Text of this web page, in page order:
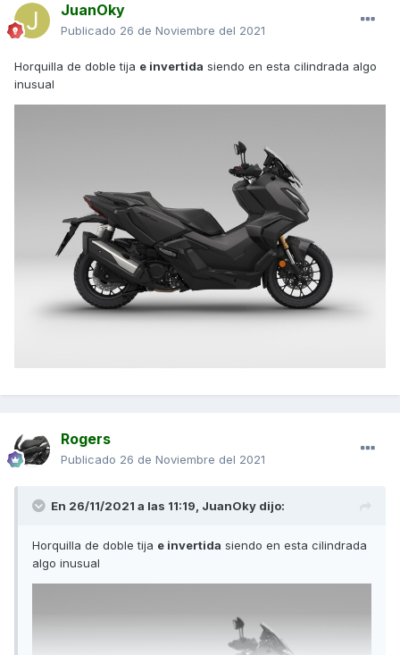
Es una variante de la Forza 350, pero lleva incorporada
horquilla delantera de doble tija y amortiguadores con
depósito de gas
No se sabe el precio, pero ya anticipo que va a barrer,
incluso con esos neumáticos mixtos
JuanOky
Publicado 26 de Noviembre del 2021
Horquilla de doble tija e invertida siendo en esta cilindrada algo
inusual
Rogers
Publicado 26 de Noviembre del 2021
En 26/11/2021 a las 11:19, JuanOky dijo:
Horquilla de doble tija e invertida siendo en esta cilindrada
algo inusual